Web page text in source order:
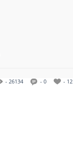
- 26134 - 0 - 12